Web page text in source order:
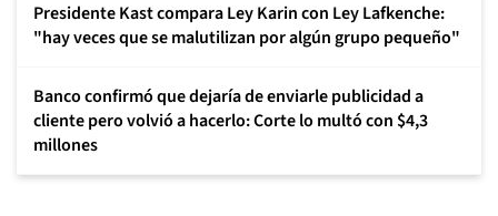
Presidente Kast compara Ley Karin con Ley Lafkenche:
"hay veces que se malutilizan por algún grupo pequeño"
Banco confirmó que dejaría de enviarle publicidad a
cliente pero volvió a hacerlo: Corte lo multó con $4,3
millones